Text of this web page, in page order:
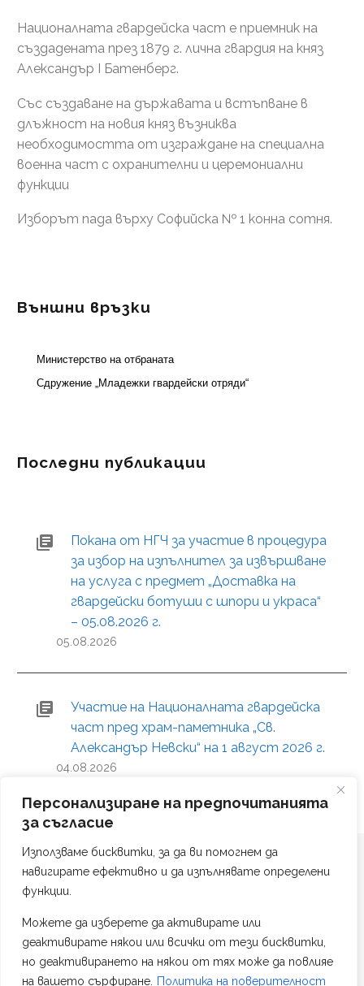
Персонализиране на предпочитанията
за съгласие
Използваме бисквитки, за да ви помогнем да
навигирате ефективно и да изпълнявате определени
функции.
Можете да изберете да активирате или
деактивирате някои или всички от тези бисквитки,
но деактивирането на някои от тях може да повлияе
на вашето сърфиране.
Политика на поверителност
Националната гвардейска част е приемник на
създадената през 1879 г. лична гвардия на княз
Александър І Батенберг.
Със създаване на държавата и встъпване в
длъжност на новия княз възниква
необходимостта от изграждане на специална
военна част с охранителни и церемониални
функции
Изборът пада върху Софийска № 1 конна сотня.
Външни връзки
Министерство на отбраната
Сдружение „Младежки гвардейски отряди“
Последни публикации
Покана от НГЧ за участие в процедура
за избор на изпълнител за извършване
на услуга с предмет „Доставка на
гвардейски ботуши с шпори и украса“
– 05.08.2026 г.
05.08.2026
Участие на Националната гвардейска
част пред храм-паметника „Св.
Александър Невски“ на 1 август 2026 г.
04.08.2026
Политика на поверителност
Изработка на сайт от #TAG Web Studio